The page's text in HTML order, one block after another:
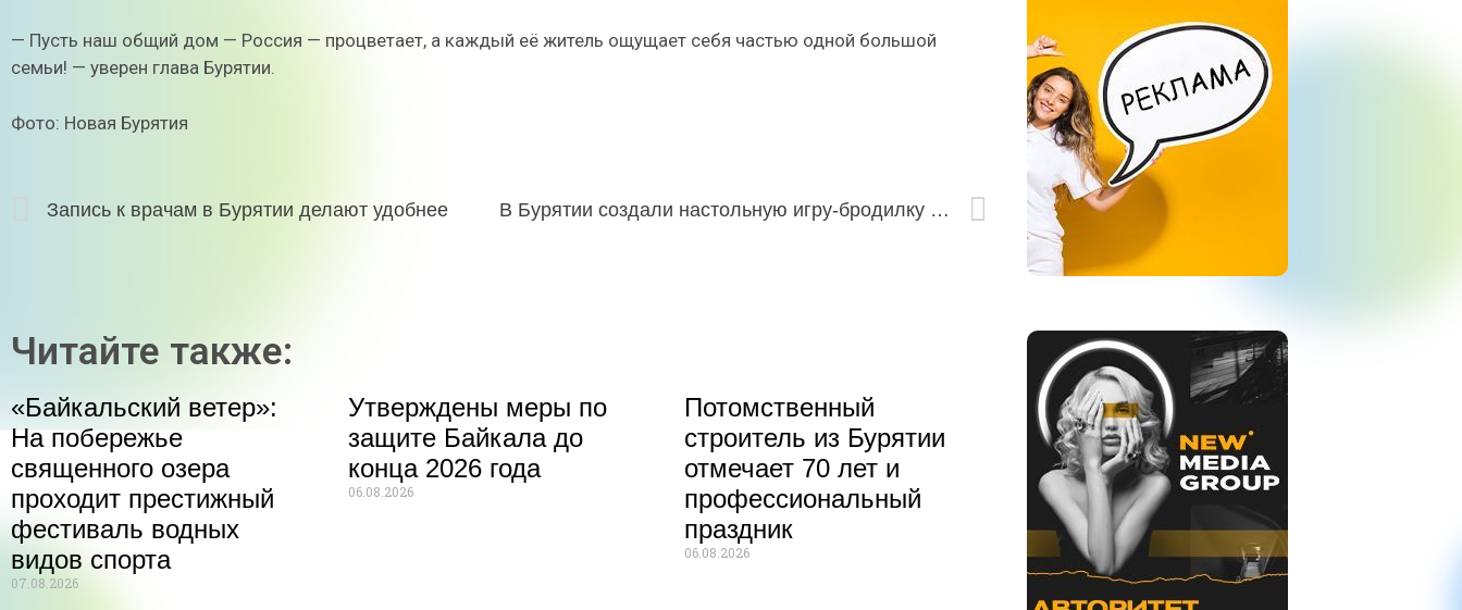
— Пусть наш общий дом — Россия — процветает, а каждый её житель ощущает себя частью одной большой
семьи! — уверен глава Бурятии.
Фото: Новая Бурятия
Запись к врачам в Бурятии делают удобнее В Бурятии создали настольную игру-бродилку по мотивам эпоса «Гэсэр»
Читайте также:
«Байкальский ветер»:
На побережье
священного озера
проходит престижный
фестиваль водных
видов спорта
07.08.2026
Утверждены меры по
защите Байкала до
конца 2026 года
06.08.2026
Потомственный
строитель из Бурятии
отмечает 70 лет и
профессиональный
праздник
06.08.2026